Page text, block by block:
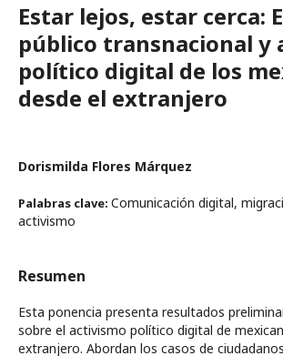
Estar lejos, estar cerca:
público transnacional y
político digital de los
desde el extranjero
Dorismilda Flores Márquez
Palabras clave: Comunicación digital,
activismo
Resumen
Esta ponencia presenta resultados
sobre el activismo político digital de
extranjero. Abordan los casos de